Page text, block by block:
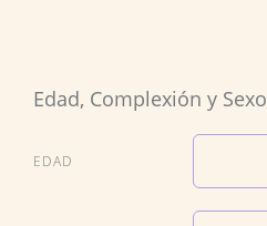
Edad, Complexión y Sexo
EDAD